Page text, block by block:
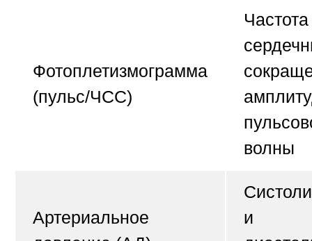
Фотоплетизмограмма
(пульс/ЧСС)
Частота
волны
Артериальное
и